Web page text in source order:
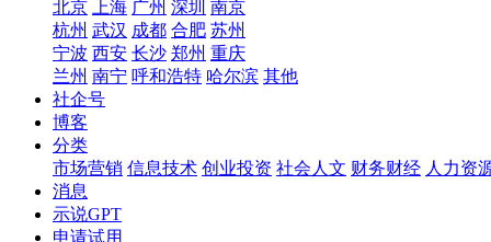
北京
上海 广州 深圳 南京
杭州 武汉 成都 合肥 苏州
宁波 西安 长沙 郑州 重庆
兰州 南宁 呼和浩特 哈尔滨 其他
社企号
博客
分类
市场营销 信息技术 创业投资 社会人文 财务财经 人力资
消息
示说GPT
申请试用